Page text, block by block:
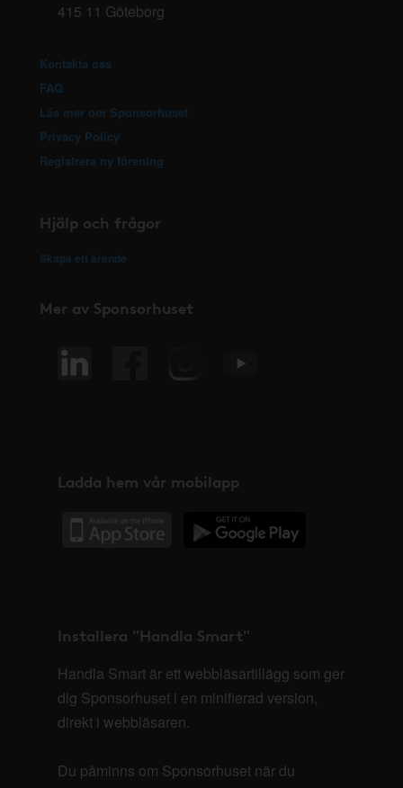
415 11 Göteborg
Kontakta oss
FAQ
Läs mer om Sponsorhuset
Privacy Policy
Registrera ny förening
Hjälp och frågor
Skapa ett ärende
Mer av Sponsorhuset
Ladda hem vår mobilapp
Installera "Handla Smart"
Handla Smart är ett webbläsartillägg som ger
dig Sponsorhuset i en minifierad version,
direkt i webbläsaren.
Du påminns om Sponsorhuset när du